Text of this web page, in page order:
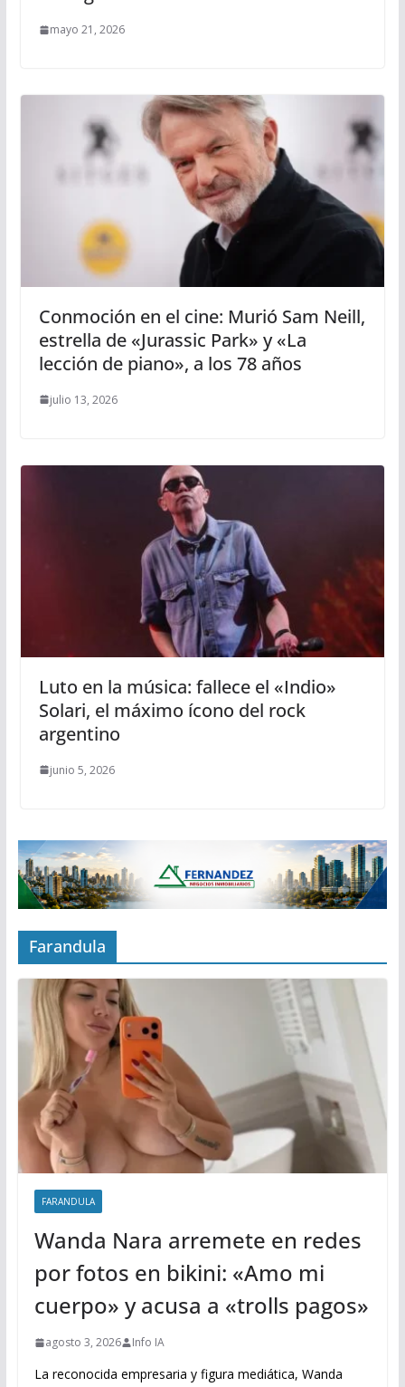
mayo 21, 2026
Conmoción en el cine: Murió Sam Neill,
estrella de «Jurassic Park» y «La
lección de piano», a los 78 años
julio 13, 2026
Luto en la música: fallece el «Indio»
Solari, el máximo ícono del rock
argentino
junio 5, 2026
Farandula
FARANDULA
Wanda Nara arremete en redes
por fotos en bikini: «Amo mi
cuerpo» y acusa a «trolls pagos»
agosto 3, 2026 Info IA
La reconocida empresaria y figura mediática, Wanda